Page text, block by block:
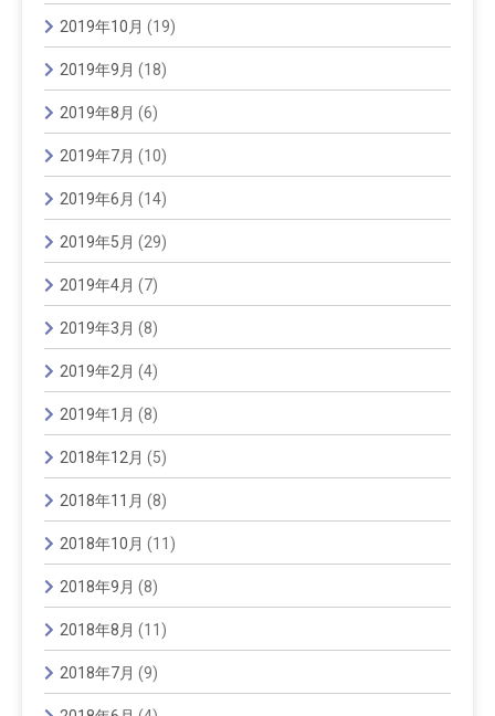
2019年10月 (19)
2019年9月 (18)
2019年8月 (6)
2019年7月 (10)
2019年6月 (14)
2019年5月 (29)
2019年4月 (7)
2019年3月 (8)
2019年2月 (4)
2019年1月 (8)
2018年12月 (5)
2018年11月 (8)
2018年10月 (11)
2018年9月 (8)
2018年8月 (11)
2018年7月 (9)